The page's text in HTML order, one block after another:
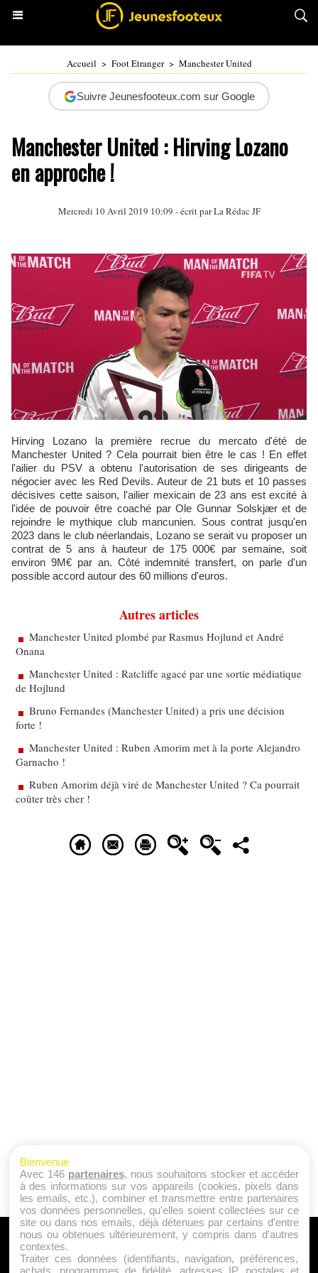
Accueil > Foot Etranger > Manchester United
Suivre Jeunesfooteux.com sur Google
Manchester United : Hirving Lozano
en approche !
Mercredi 10 Avril 2019 10:09 - écrit par La Rédac JF
Hirving Lozano la première recrue du mercato d'été de
Manchester United ? Cela pourrait bien être le cas ! En effet
l'ailier du PSV a obtenu l'autorisation de ses dirigeants de
négocier avec les Red Devils. Auteur de 21 buts et 10 passes
décisives cette saison, l'ailier mexicain de 23 ans est excité à
l'idée de pouvoir être coaché par Ole Gunnar Solskjær et de
rejoindre le mythique club mancunien. Sous contrat jusqu'en
2023 dans le club néerlandais, Lozano se serait vu proposer un
contrat de 5 ans à hauteur de 175 000€ par semaine, soit
environ 9M€ par an. Côté indemnité transfert, on parle d'un
possible accord autour des 60 millions d'euros.
Autres articles
Manchester United plombé par Rasmus Hojlund et André
Onana
Manchester United : Ratcliffe agacé par une sortie médiatique
de Hojlund
Bruno Fernandes (Manchester United) a pris une décision
forte !
Manchester United : Ruben Amorim met à la porte Alejandro
Garnacho !
Ruben Amorim déjà viré de Manchester United ? Ca pourrait
coûter très cher !
A PROPOS
Qui sommes nous ?
Bienvenue
Avec 146 partenaires, nous souhaitons stocker et accéder
à des informations sur vos appareils (cookies, pixels dans
les emails, etc.), combiner et transmettre entre partenaires
vos données personnelles, qu'elles soient collectées sur ce
site ou dans nos emails, déjà détenues par certains d'entre
nous ou obtenues ultérieurement, y compris dans d'autres
contextes.
Traiter ces données (identifiants, navigation, préférences,
achats, programmes de fidélité, adresses IP, postales et